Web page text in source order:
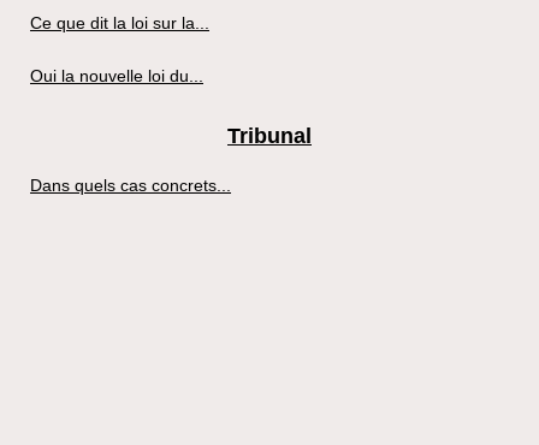
Ce que dit la loi sur la...
Oui la nouvelle loi du...
Tribunal
Dans quels cas concrets...